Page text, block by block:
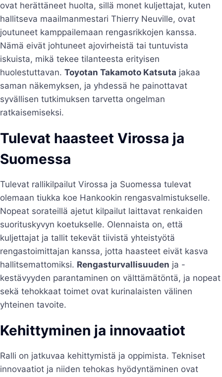
ovat herättäneet huolta, sillä monet kuljettajat, kuten
hallitseva maailmanmestari Thierry Neuville, ovat
joutuneet kamppailemaan rengasrikkojen kanssa.
Nämä eivät johtuneet ajovirheistä tai tuntuvista
iskuista, mikä tekee tilanteesta erityisen
huolestuttavan. Toyotan Takamoto Katsuta jakaa
saman näkemyksen, ja yhdessä he painottavat
syvällisen tutkimuksen tarvetta ongelman
ratkaisemiseksi.
Tulevat haasteet Virossa ja
Suomessa
Tulevat rallikilpailut Virossa ja Suomessa tulevat
olemaan tiukka koe Hankookin rengasvalmistukselle.
Nopeat sorateillä ajetut kilpailut laittavat renkaiden
suorituskyvyn koetukselle. Olennaista on, että
kuljettajat ja tallit tekevät tiivistä yhteistyötä
rengastoimittajan kanssa, jotta haasteet eivät kasva
hallitsemattomiksi. Rengasturvallisuuden ja -
kestävyyden parantaminen on välttämätöntä, ja nopeat
sekä tehokkaat toimet ovat kurinalaisten välinen
yhteinen tavoite.
Kehittyminen ja innovaatiot
Ralli on jatkuvaa kehittymistä ja oppimista. Tekniset
innovaatiot ja niiden tehokas hyödyntäminen ovat